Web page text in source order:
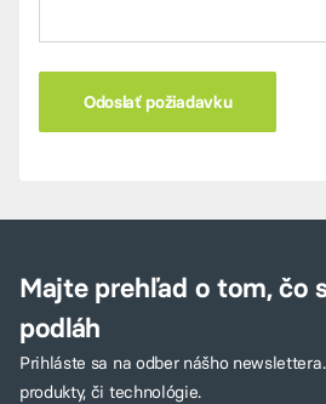
Majte prehľad o tom, čo
podláh
Prihláste sa na odber nášho
produkty, či technológie.